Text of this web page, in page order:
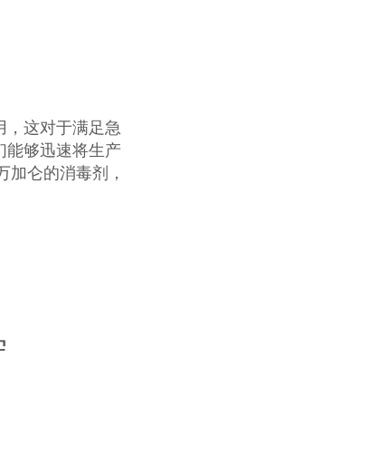
这对于满足急
能够迅速将生产
仑的消毒剂，